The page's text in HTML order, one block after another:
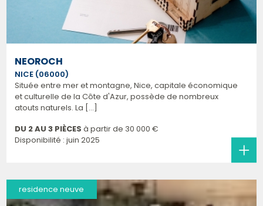
NEOROCH
NICE (06000)
Située entre mer et montagne, Nice, capitale économique
et culturelle de la Côte d'Azur, possède de nombreux
atouts naturels. La [...]
DU 2 AU 3 PIÈCES à partir de 30 000 €
Disponibilité : juin 2025
residence neuve